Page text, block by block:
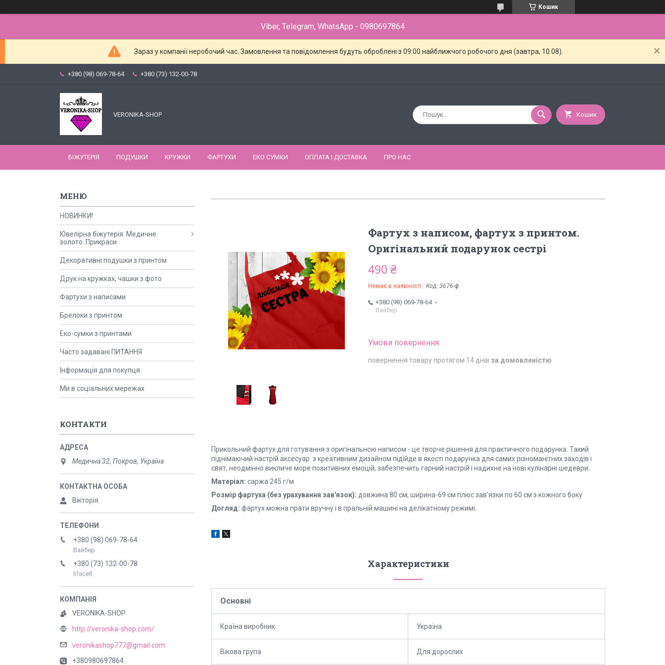
Кошик
Viber, Telegram, WhatsApp - 0980697864
Зараз у компанії неробочий час. Замовлення та повідомлення будуть оброблені з 09:00 найближчого робочого дня (завтра, 10.08).
+380 (98) 069-78-64 +380 (73) 132-00-78
VERONIKA-SHOP Кошик
БІЖУТЕРІЯ ПОДУШКИ КРУЖКИ ФАРТУХИ ЕКО СУМКИ ОПЛАТА І ДОСТАВКА ПРО НАС
Фартух з написом, фартух з принтом.
Оригінальний подарунок сестрі
490 ₴
Немає в наявності Код: 3676-ф
+380 (98) 069-78-64
Вайбер
повернення товару протягом 14 днів за домовленістю
Прикольний фартух для готування з оригінальною написом - це творче рішення для практичного подарунка. Такий
піднімаючий настрій аксесуар з креативним дизайном підійде в якості подарунка для самих різноманітних заходів і
свят, неодмінно викличе море позитивних емоцій, забезпечить гарний настрій і надихне на нові кулінарні шедеври.
Матеріал: саржа 245 г/м
Розмір фартуха (без урахування зав'язок): довжина 80 см, ширина-69 см плюс зав'язки по 60 см з кожного боку
Догляд: фартух можна прати вручну і в пральній машині на делікатному режимі.
Характеристики
Основні
Країна виробник Україна
Вікова група Для дорослих
НОВИНКИ!
Ювелірна біжутерія. Медичне
золото. Прикраси
Декоративні подушки з принтом
Друк на кружках, чашки з фото
Фартухи з написами
Брелоки з принтом
Еко-сумки з принтами
Часто задавані ПИТАННЯ
Інформація для покупця
Ми в соціальних мережах
КОНТАКТИ
Медична 32, Покров, Україна
Вікторія
+380 (98) 069-78-64
Вайбер
+380 (73) 132-00-78
lifecell
VERONIKA-SHOP
http://veronika-shop.com/
veronikashop777@gmail.com
+380980697864